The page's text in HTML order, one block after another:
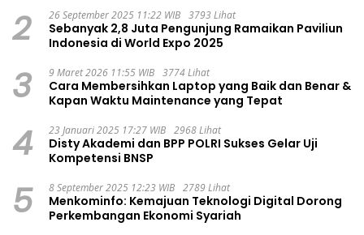
2 26 September 2025 11:22 WIB 3793 Lihat
Sebanyak 2,8 Juta Pengunjung Ramaikan Paviliun
Indonesia di World Expo 2025
3 9 Maret 2026 11:55 WIB 3774 Lihat
Cara Membersihkan Laptop yang Baik dan Benar &
Kapan Waktu Maintenance yang Tepat
4 23 Januari 2025 17:27 WIB 2968 Lihat
Disty Akademi dan BPP POLRI Sukses Gelar Uji
Kompetensi BNSP
5 8 September 2025 12:23 WIB 2789 Lihat
Menkominfo: Kemajuan Teknologi Digital Dorong
Perkembangan Ekonomi Syariah